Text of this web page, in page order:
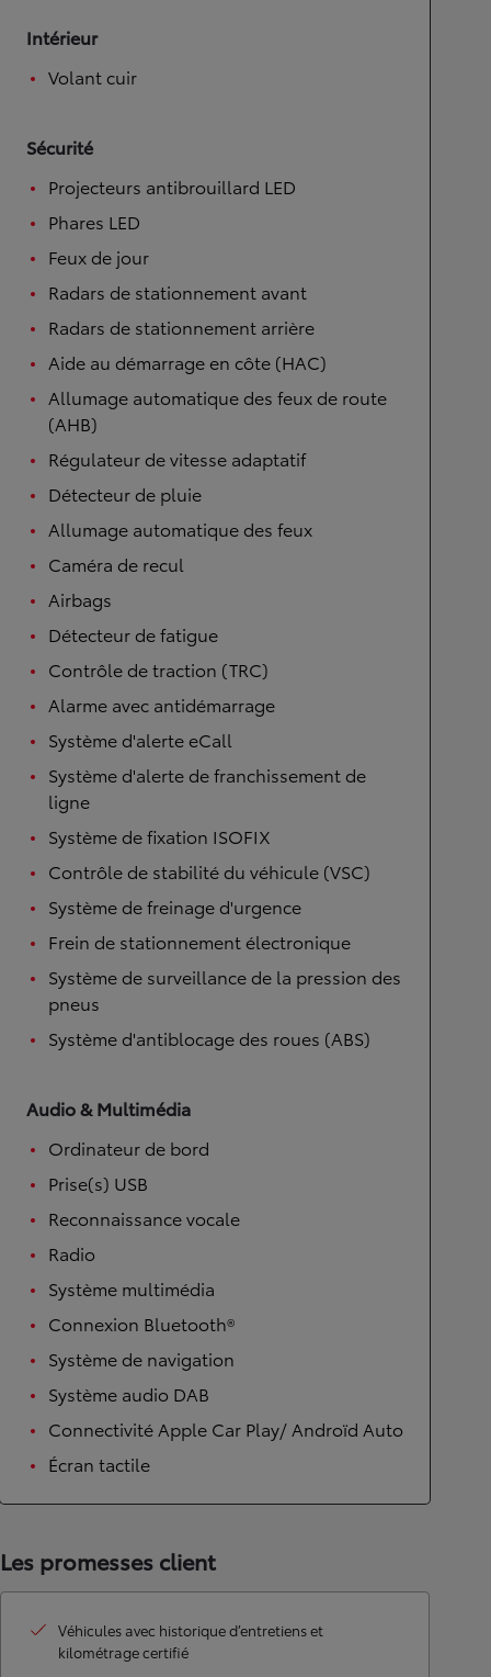
Intérieur
Volant cuir
Sécurité
Projecteurs antibrouillard LED
Phares LED
Feux de jour
Radars de stationnement avant
Radars de stationnement arrière
Aide au démarrage en côte (HAC)
Allumage automatique des feux de route
(AHB)
Régulateur de vitesse adaptatif
Détecteur de pluie
Allumage automatique des feux
Caméra de recul
Airbags
Détecteur de fatigue
Contrôle de traction (TRC)
Alarme avec antidémarrage
Système d'alerte eCall
Système d'alerte de franchissement de
ligne
Système de fixation ISOFIX
Contrôle de stabilité du véhicule (VSC)
Système de freinage d'urgence
Frein de stationnement électronique
Système de surveillance de la pression des
pneus
Système d'antiblocage des roues (ABS)
Audio & Multimédia
Ordinateur de bord
Prise(s) USB
Reconnaissance vocale
Radio
Système multimédia
Connexion Bluetooth®
Système de navigation
Système audio DAB
Connectivité Apple Car Play/ Androïd Auto
Écran tactile
Les promesses client
Véhicules avec historique d’entretiens et
kilométrage certifié